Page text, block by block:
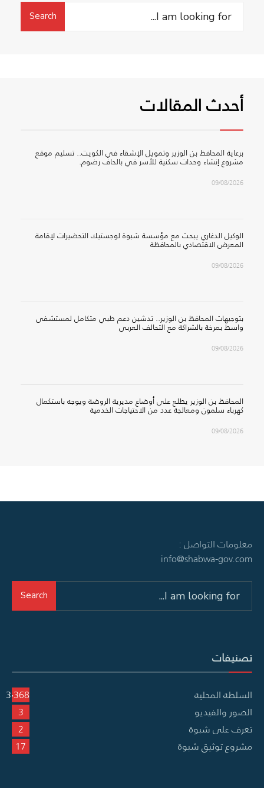
Search
Search
أحدث المقالات
برعاية المحافظ بن الوزير وتمويل الإشقاء في الكويت.. تسليم موقع
مشروع إنشاء وحدات سكنية للأسر في بالحاف رضوم.
09/08/2026
الوكيل الدغاري يبحث مع مؤسسة شبوة لوجستيك التحضيرات لإقامة
المعرض الاقتصادي بالمحافظة
09/08/2026
بتوجيهات المحافظ بن الوزير.. تدشين دعم طبي متكامل لمستشفى
واسط بمرخة بالشراكة مع التحالف العربي
09/08/2026
المحافظ بن الوزير يطلع على أوضاع مديرية الروضة ويوجه باستكمال
كهرباء سلمون ومعالجة عدد من الاحتياجات الخدمية
09/08/2026
معلومات التواصل :
info@shabwa-gov.com
Search
تصنيفات
السلطة المحلية
3٬368
الصور والفيديو
3
تعرف على شبوة
2
مشروع توثيق شبوة
17